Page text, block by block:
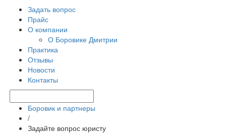
Задать вопрос
Прайс
О компании
О Боровике Дмитрии
Практика
Отзывы
Новости
Контакты
Боровик и партнеры
/
Задайте вопрос юристу